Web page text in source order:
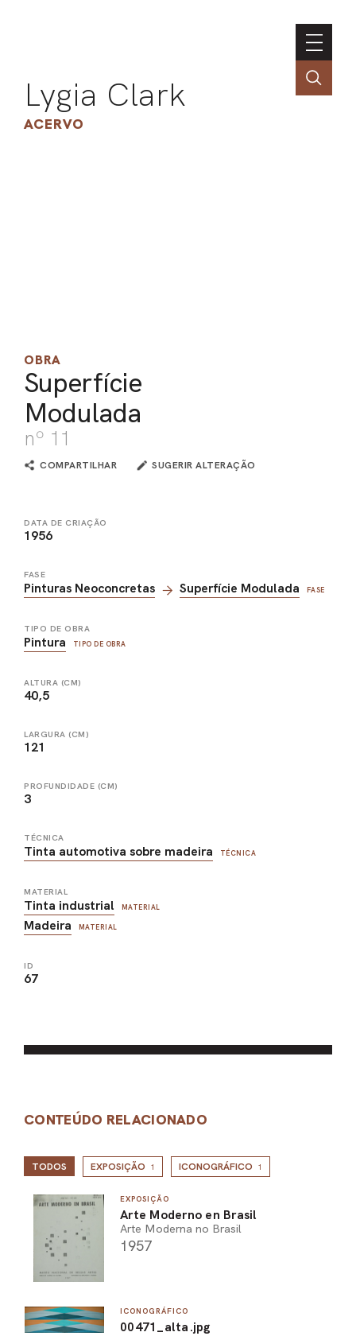
Lygia Clark
ACERVO
OBRA
Superfície
Modulada
nº 11
COMPARTILHAR SUGERIR ALTERAÇÃO
DATA DE CRIAÇÃO
1956
FASE
Pinturas Neoconcretas Superfície Modulada FASE
TIPO DE OBRA
Pintura TIPO DE OBRA
ALTURA (CM)
40,5
LARGURA (CM)
121
PROFUNDIDADE (CM)
3
TÉCNICA
Tinta automotiva sobre madeira TÉCNICA
MATERIAL
Tinta industrial MATERIAL
Madeira MATERIAL
ID
67
CONTEÚDO RELACIONADO
TODOS EXPOSIÇÃO 1 ICONOGRÁFICO 1
EXPOSIÇÃO
Arte Moderno en Brasil
Arte Moderna no Brasil
1957
ICONOGRÁFICO
00471_alta.jpg